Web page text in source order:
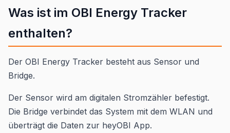
Was ist im OBI Energy Tracker
enthalten?
Der OBI Energy Tracker besteht aus Sensor und
Bridge.
Der Sensor wird am digitalen Stromzähler befestigt.
Die Bridge verbindet das System mit dem WLAN und
überträgt die Daten zur heyOBI App.